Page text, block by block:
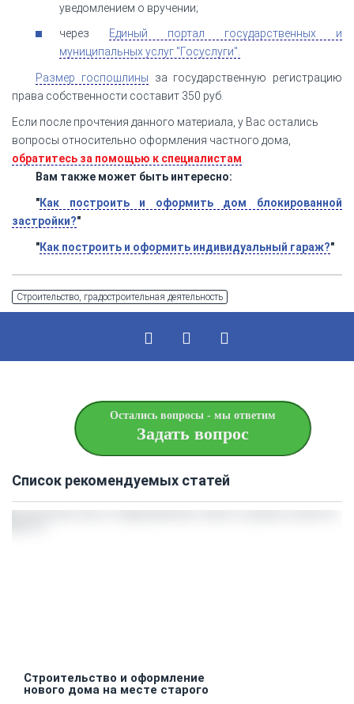
уведомлением о вручении;
через
Единый портал государственных и
муниципальных услуг "Госуслуги".
Размер госпошлины за государственную регистрацию
права собственности составит 350 руб.
Если после прочтения данного материала, у Вас остались
вопросы относительно оформления частного дома,
обратитесь за помощью к специалистам
Вам также может быть интересно:
"Как построить и оформить дом блокированной
застройки?"
"Как построить и оформить индивидуальный гараж?"
Строительство, градостроительная деятельность
Остались вопросы - мы ответим
Задать вопрос
Список рекомендуемых статей
Строительство и оформление
нового дома на месте старого